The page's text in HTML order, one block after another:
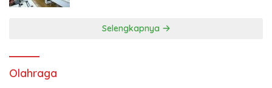
Selengkapnya
Olahraga